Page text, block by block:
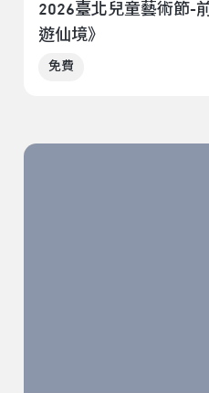
2026臺北兒童藝術節-
遊仙境》
免費